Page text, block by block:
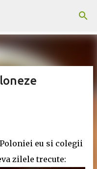
principal
eu si colegii
zilele trecute: